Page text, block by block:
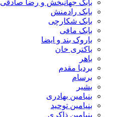
بابک جهانبخش و رضا صادقی
بابک رادمنش
بابک شکارچی
بابک مافی
باروک بند و ایضا
باکتری خان
باهر
بردیا مقدم
برسام
بشیر
بنیامین بهادری
بنیامین توحید
بنیامین ذاکری